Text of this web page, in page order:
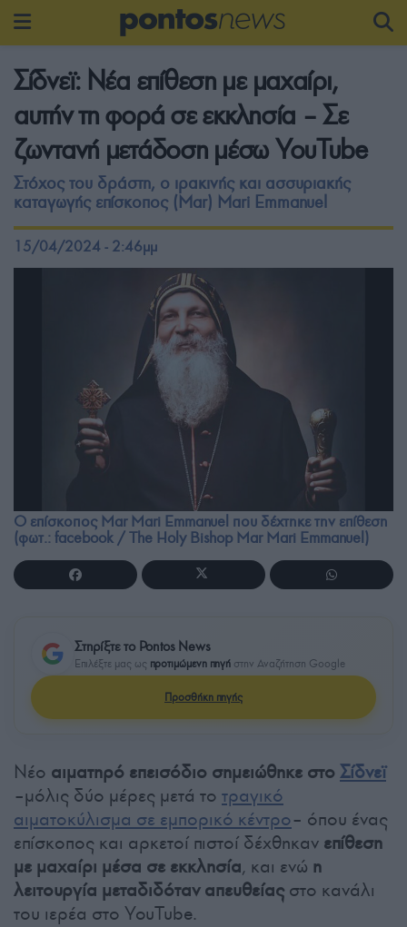
Σίδνεϊ: Νέα επίθεση με μαχαίρι,
αυτήν τη φορά σε εκκλησία – Σε
ζωντανή μετάδοση μέσω YouTube
Στόχος του δράστη, ο ιρακινής και ασσυριακής
καταγωγής επίσκοπος (Mar) Mari Emmanuel
15/04/2024 - 2:46μμ
Ο επίσκοπος Mar Mari Emmanuel που δέχτηκε την επίθεση
(φωτ.: facebook / The Holy Bishop Mar Mari Emmanuel)
Στηρίξτε το Pontos News
Επιλέξτε μας ως προτιμώμενη πηγή στην Αναζήτηση Google
Προσθήκη πηγής
Νέο αιματηρό επεισόδιο σημειώθηκε στοΣίδνεϊ
–μόλις δύο μέρες μετά το τραγικό
αιματοκύλισμα σε εμπορικό κέντρο– όπου ένας
επίσκοπος και αρκετοί πιστοί δέχθηκαν επίθεση
με μαχαίρι μέσα σε εκκλησία, και ενώ η
λειτουργία μεταδιδόταν απευθείαςστο κανάλι
του ιερέα στο YouTube.